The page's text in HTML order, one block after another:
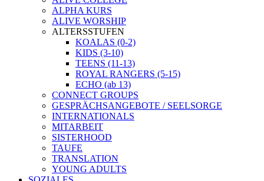
ALPHA KURS
ALIVE WORSHIP
ALTERSSTUFEN
KOALAS (0-2)
KIDS (3-10)
TEENS (11-13)
ROYAL RANGERS (5-15)
ECHO (ab 13)
CONNECT GROUPS
GESPRÄCHSANGEBOTE / SEELSORGE
INTERNATIONALS
MITARBEIT
SISTERHOOD
TAUFE
TRANSLATION
YOUNG ADULTS